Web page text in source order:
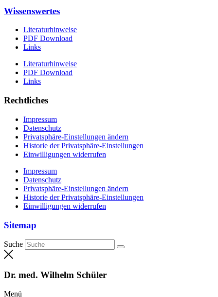
Wissenswertes
Literaturhinweise
PDF Download
Links
Literaturhinweise
PDF Download
Links
Rechtliches
Impressum
Datenschutz
Privatsphäre-Einstellungen ändern
Historie der Privatsphäre-Einstellungen
Einwilligungen widerrufen
Impressum
Datenschutz
Privatsphäre-Einstellungen ändern
Historie der Privatsphäre-Einstellungen
Einwilligungen widerrufen
Sitemap
Suche
Dr. med. Wilhelm Schüler
Menü